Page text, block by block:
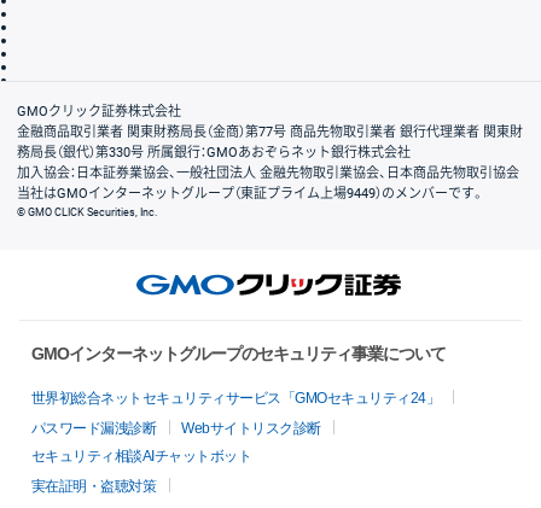
会社案内
GMOクリック証券株式会社
金融商品取引業者 関東財務局長（金商）第77号 商品先物取引業者 銀行代理業者 関東財
務局長（銀代）第330号 所属銀行：GMOあおぞらネット銀行株式会社
加入協会：日本証券業協会、一般社団法人 金融先物取引業協会、日本商品先物取引協会
当社はGMOインターネットグループ（東証プライム上場9449）のメンバーです。
© GMO CLICK Securities, Inc.
GMOインターネットグループのセキュリティ事業について
世界初総合ネットセキュリティサービス「GMOセキュリティ24」
パスワード漏洩診断
Webサイトリスク診断
セキュリティ相談AIチャットボット
実在証明・盗聴対策